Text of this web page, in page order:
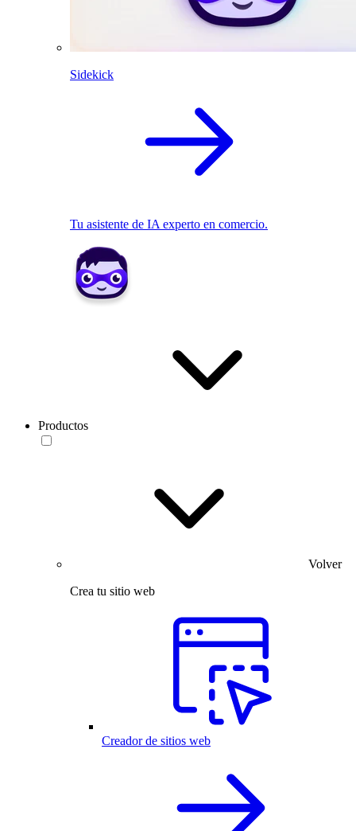
Sidekick
Tu asistente de IA experto en comercio.
Productos
Volver
Crea tu sitio web
Creador de sitios web